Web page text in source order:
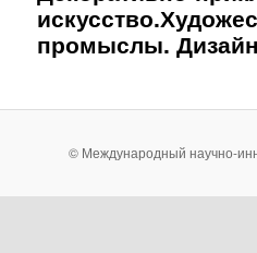
промыслы. Дизайн
© Международный научно-